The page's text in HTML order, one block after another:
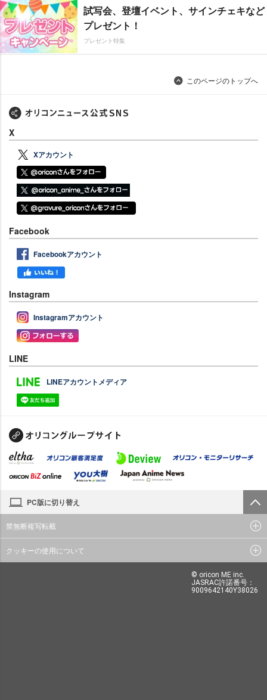
試写会、登壇イベント、サインチェキなど
プレゼント！
プレゼント特集
このページのトップへ
X
Xアカウント
Facebook
Facebookアカウント
Instagram
Instagramアカウント
LINE
LINEアカウントメディア
PC版に切り替え
禁無断複写転載
クッキーの使用について
© oricon ME inc.
JASRAC許諾番号：
9009642140Y38026